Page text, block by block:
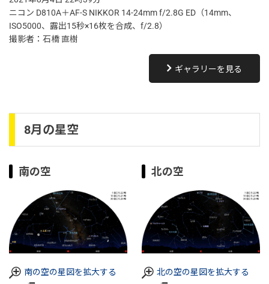
ニコン D810A＋AF-S NIKKOR 14-24mm f/2.8G ED（14mm、
ISO5000、露出15秒×16枚を合成、f/2.8）
撮影者：石橋 直樹
ギャラリーを見る
8月の星空
南の空
南の空の星図を拡大する
北の空
北の空の星図を拡大する